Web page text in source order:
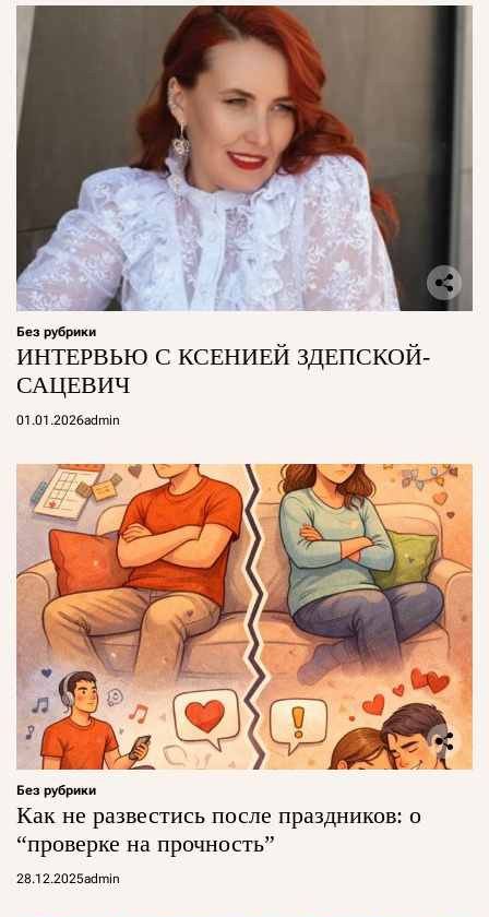
Без рубрики
ИНТЕРВЬЮ С КСЕНИЕЙ ЗДЕПСКОЙ-
САЦЕВИЧ
01.01.2026admin
Без рубрики
Как не развестись после праздников: о
“проверке на прочность”
28.12.2025admin